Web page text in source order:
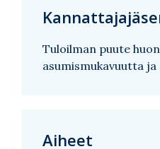
Tuloilman puute
asumismukavuutta
Aiheet